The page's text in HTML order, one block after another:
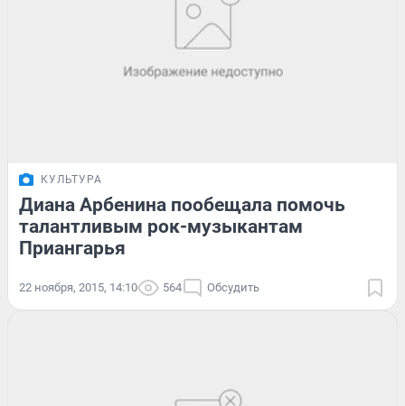
КУЛЬТУРА
Диана Арбенина пообещала помочь
талантливым рок-музыкантам
Приангарья
22 ноября, 2015, 14:10 564 Обсудить